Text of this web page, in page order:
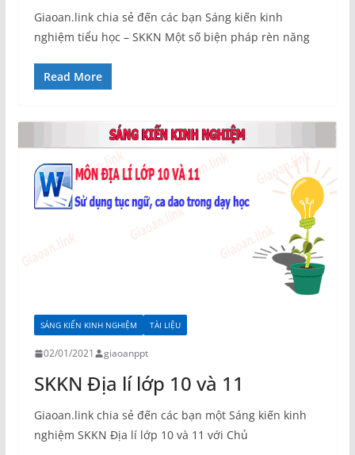
Giaoan.link chia sẻ đến các bạn Sáng kiến kinh
nghiệm tiểu học – SKKN Một số biện pháp rèn năng
Read More
SÁNG KIẾN KINH NGHIỆM TÀI LIỆU
02/01/2021 giaoanppt
SKKN Địa lí lớp 10 và 11
Giaoan.link chia sẻ đến các bạn một Sáng kiến kinh
nghiệm SKKN Địa lí lớp 10 và 11 với Chủ